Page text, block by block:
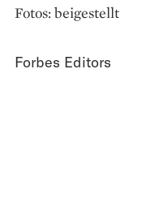
Fotos: beigestellt
Forbes Editors